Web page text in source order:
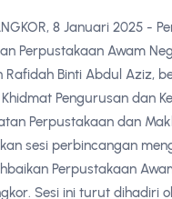
8 Januari 2025 -
Perpustakaan Awam
Rafidah Binti Abdul Aziz,
Pengurusan dan
Perpustakaan dan
sesi perbincangan
Perpustakaan
Sesi ini turut dihadiri